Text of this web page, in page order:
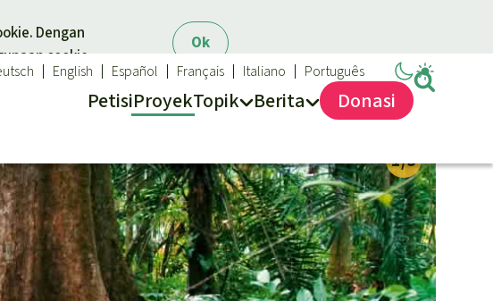
Ok
Dengan
cookie.
PetisiProyekTopik
Topik kami
Biodiversitas
Pertambangan
Iklim
Hutan Hujan
Berita
Sukses dan Berita demi Hutan Hujan
Updates
Sukses
English Español Français Italiano Português
Donasi